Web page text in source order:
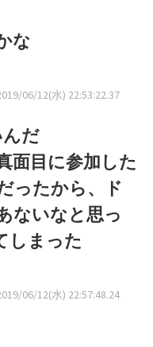
な
06/12(水) 22:53:22.37
んだ
面目に参加した
ったから、ド
ないなと思っ
しまった
06/12(水) 22:57:48.24